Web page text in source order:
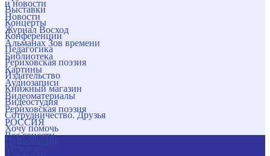
и новости
Новости
Журнал Восход
Альманах Зов времени
Библиотека
Картины
Аудиозаписи
Видеоматериалы
Рериховская поэзия
РОССИЯ
Все соцсети
Выставки
Концерты
Конференции
Педагогика
Рериховская поэзия
Издательство
Книжный магазин
Видеостудия
Сотрудничество. Друзья
Хочу помочь